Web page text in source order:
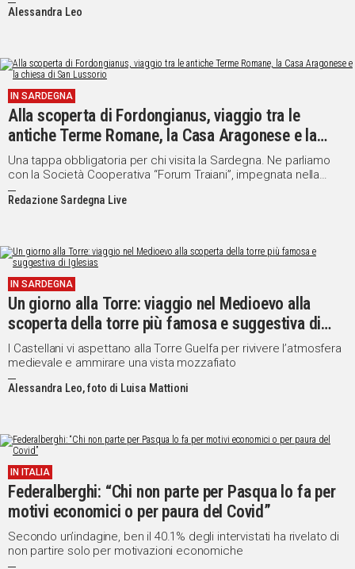
Alessandra Leo
IN SARDEGNA
Alla scoperta di Fordongianus, viaggio tra le
antiche Terme Romane, la Casa Aragonese e la
chiesa di San Lussorio
Una tappa obbligatoria per chi visita la Sardegna. Ne parliamo
con la Società Cooperativa “Forum Traiani”, impegnata nella
gestione dei beni culturali di Fordongianus
Redazione Sardegna Live
IN SARDEGNA
Un giorno alla Torre: viaggio nel Medioevo alla
scoperta della torre più famosa e suggestiva di
Iglesias
I Castellani vi aspettano alla Torre Guelfa per rivivere l’atmosfera
medievale e ammirare una vista mozzafiato
Alessandra Leo, foto di Luisa Mattioni
IN ITALIA
Federalberghi: “Chi non parte per Pasqua lo fa per
motivi economici o per paura del Covid”
Secondo un’indagine, ben il 40.1% degli intervistati ha rivelato di
non partire solo per motivazioni economiche